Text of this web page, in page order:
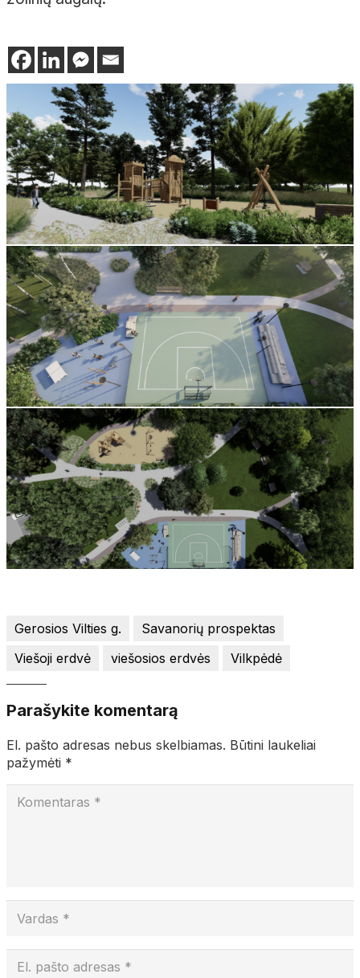
Gerosios Vilties g.
Savanorių prospektas
Viešoji erdvė
viešosios erdvės Vilkpėdė
Parašykite komentarą
El. pašto adresas nebus skelbiamas. Būtini laukeliai
pažymėti *